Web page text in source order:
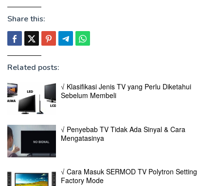
Share this:
Related posts:
√ Klasifikasi Jenis TV yang Perlu Diketahui
Sebelum Membeli
√ Penyebab TV Tidak Ada Sinyal & Cara
Mengatasinya
√ Cara Masuk SERMOD TV Polytron Setting
Factory Mode